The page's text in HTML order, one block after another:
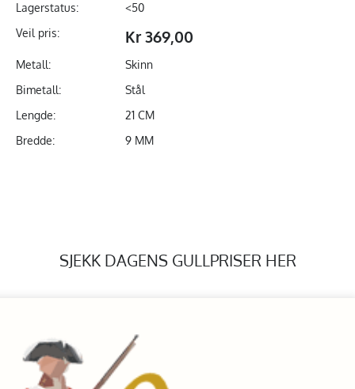
Lagerstatus:
<50
Veil pris:
Kr 369,00
Metall:
Skinn
Bimetall:
Stål
Lengde:
21 CM
Bredde:
9 MM
SJEKK DAGENS GULLPRISER HER